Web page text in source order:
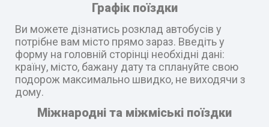
Графік поїздки
Ви можете дізнатись розклад автобусів у
потрібне вам місто прямо зараз. Введіть у
форму на головній сторінці необхідні дані:
країну, місто, бажану дату та сплануйте свою
подорож максимально швидко, не виходячи з
дому.
Міжнародні та міжміські поїздки